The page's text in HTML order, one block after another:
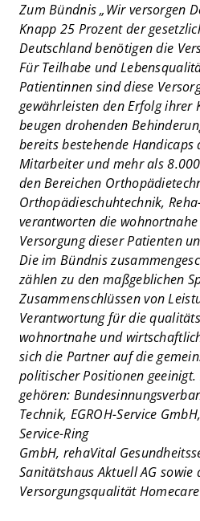
Zum Bündnis „Wir versorgen
Knapp 25 Prozent der
Deutschland benötigen die
Für Teilhabe und
Patientinnen sind diese
gewährleisten den Erfolg ihrer
beugen drohenden
bereits bestehende
Mitarbeiter und mehr als
den Bereichen
Orthopädieschuhtechnik,
verantworten die
Versorgung dieser Patienten
Die im Bündnis
zählen zu den maßgeblichen
Zusammenschlüssen von
Verantwortung für die
wohnortnahe und
sich die Partner auf die
politischer Positionen
gehören:
Technik, EGROH-Service
Service-Ring
GmbH, rehaVital
Sanitätshaus Aktuell AG sowie
Versorgungsqualität Homecare